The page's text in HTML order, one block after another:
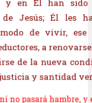
en Él han sido
Jesús; Él les
de vivir, ese
a
de la nueva
y santidad
no pasará hambre, y